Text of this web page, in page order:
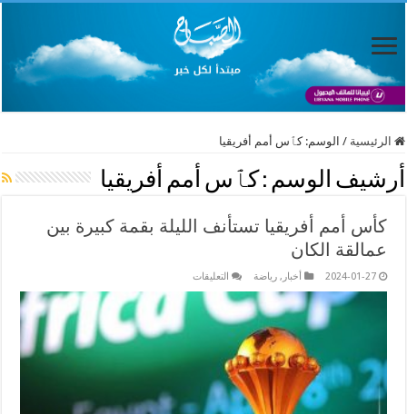
الرئيسية / الوسم:كٱس أمم أفريقيا
أرشيف الوسم : كٱس أمم أفريقيا
كأس أمم أفريقيا تستأنف الليلة بقمة كبيرة بين
عمالقة الكان
2024-01-27 أخبار ,رياضة التعليقات
أمم
أفريقيا
تستأنف
الليلة
الكان
مغلقة